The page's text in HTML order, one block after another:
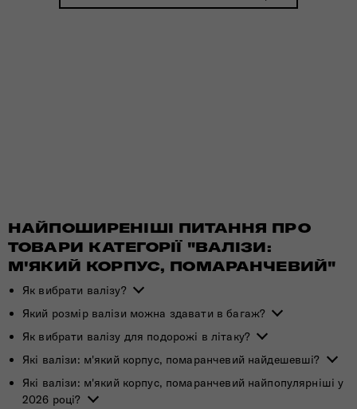
НАЙПОШИРЕНІШІ ПИТАННЯ ПРО
ТОВАРИ КАТЕГОРІЇ "ВАЛІЗИ:
М'ЯКИЙ КОРПУС, ПОМАРАНЧЕВИЙ"
Як вибрати валізу?
Який розмір валізи можна здавати в багаж?
Як вибрати валізу для подорожі в літаку?
Які валізи: м'який корпус, помаранчевий найдешевші?
Які валізи: м'який корпус, помаранчевий найпопулярніші у
2026 році?